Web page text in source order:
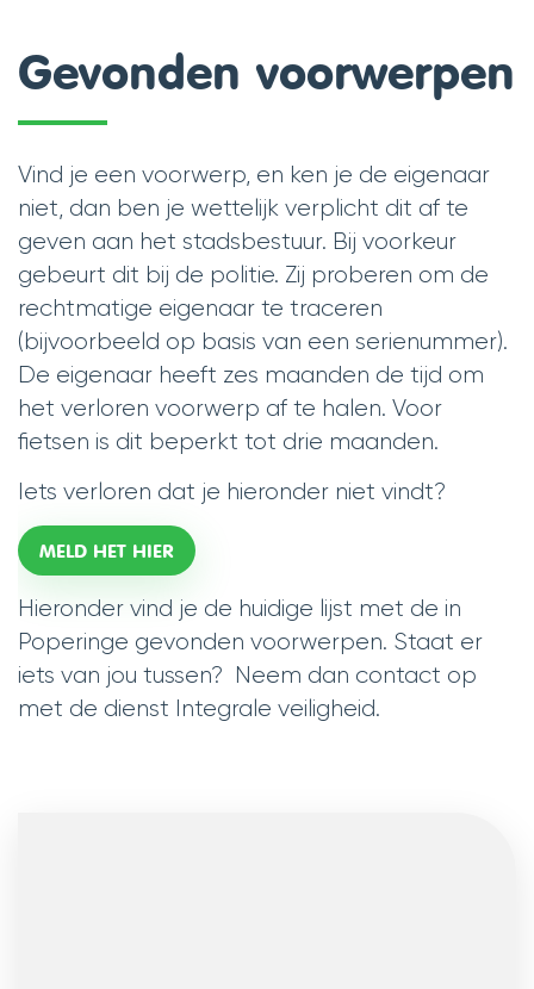
Gevonden voorwerpen
Vind je een voorwerp, en ken je de eigenaar
niet, dan ben je wettelijk verplicht dit af te
geven aan het stadsbestuur. Bij voorkeur
gebeurt dit bij de politie. Zij proberen om de
rechtmatige eigenaar te traceren
(bijvoorbeeld op basis van een serienummer).
De eigenaar heeft zes maanden de tijd om
het verloren voorwerp af te halen. Voor
fietsen is dit beperkt tot drie maanden.
Iets verloren dat je hieronder niet vindt?
MELD HET HIER
Hieronder vind je de huidige lijst met de in
Poperinge gevonden voorwerpen. Staat er
iets van jou tussen? Neem dan contact op
met de dienst Integrale veiligheid.